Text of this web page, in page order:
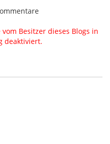
Besitzer dieses Blogs in
deaktiviert.